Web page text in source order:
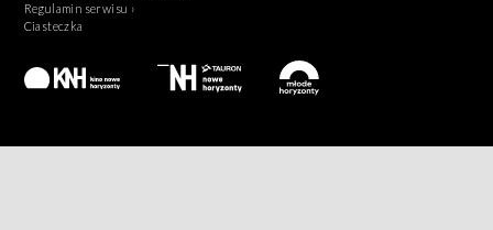
Regulamin serwisu ›
Ciasteczka